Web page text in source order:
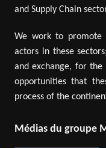
and Supply Chain
We work to promote
actors in these
and exchange, for
opportunities that
process of the
Médias du groupe